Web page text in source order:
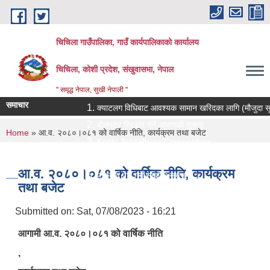
Skip to main content
चिचिला गाउँपालिका, गाउँ कार्यपालिकाको कार्यालय
चिचिला, कोशी प्रदेश, संखुवासभा, नेपाल
" समृद्ध नेपाल, सुखी नेपाली "
समाचार
क्याटलग विधिबाट आवश्यक सामान खरिदका लागि (मौजुदा
प्रस्ताव पेश गर्ने सम्बन्धि सुचना ।।
You are here
Home » आ.व. २०८०।०८१ को वार्षिक नीति, कार्यक्रम तथा बजेट
आ.व. २०८०।०८१ को वार्षिक नीति, कार्यक्रम
तथा बजेट
Submitted on: Sat, 07/08/2023 - 16:21
आगामी आ.व. २०८०।०८१ को वार्षिक नीति
,